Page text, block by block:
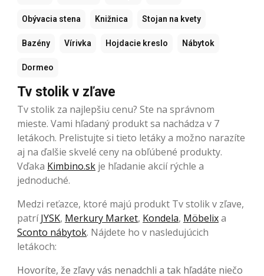
Obývacia stena Knižnica Stojan na kvety
Bazény Vírivka Hojdacie kreslo Nábytok
Dormeo
Tv stolik v zľave
Tv stolik za najlepšiu cenu? Ste na správnom
mieste. Vami hľadaný produkt sa nachádza v 7
letákoch. Prelistujte si tieto letáky a možno narazíte
aj na ďalšie skvelé ceny na obľúbené produkty.
Vďaka Kimbino.sk je hľadanie akcií rýchle a
jednoduché.
Medzi reťazce, ktoré majú produkt Tv stolik v zľave,
patríJYSK, Merkury Market, Kondela, Möbelixa
Sconto nábytok. Nájdete ho v nasledujúcich
letákoch:
Hovoríte, že zľavy vás nenadchli a tak hľadáte niečo